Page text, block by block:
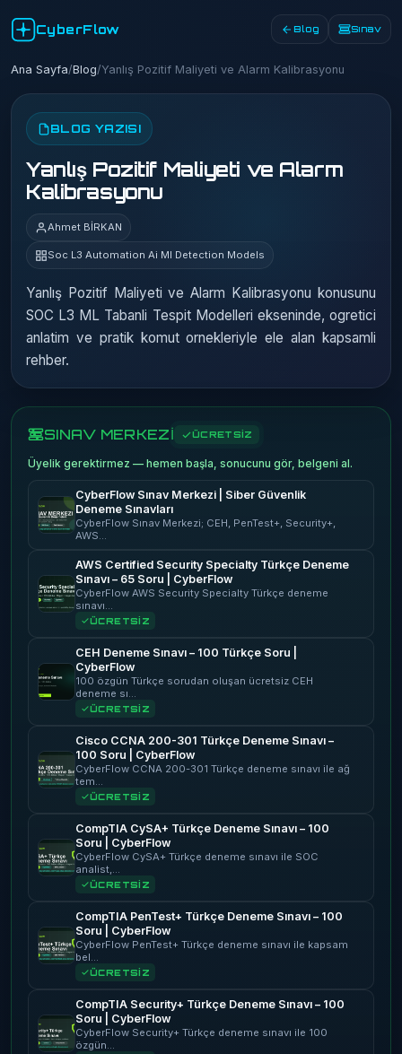
CyberFlow Blog Sınav
Ana Sayfa/Blog/Yanlış Pozitif Maliyeti ve Alarm Kalibrasyonu
BLOG YAZISI
Yanlış Pozitif Maliyeti ve Alarm
Kalibrasyonu
Ahmet BİRKAN
Soc L3 Automation Ai Ml Detection Models
Yanlış Pozitif Maliyeti ve Alarm Kalibrasyonu konusunu
SOC L3 ML Tabanli Tespit Modelleri ekseninde, ogretici
anlatim ve pratik komut ornekleriyle ele alan kapsamli
rehber.
SINAV MERKEZİ ÜCRETSİZ
Üyelik gerektirmez — hemen başla, sonucunu gör, belgeni al.
CyberFlow Sınav Merkezi | Siber Güvenlik
Deneme Sınavları
CyberFlow Sınav Merkezi; CEH, PenTest+, Security+,
AWS…
AWS Certified Security Specialty Türkçe Deneme
Sınavı – 65 Soru | CyberFlow
CyberFlow AWS Security Specialty Türkçe deneme
sınavı…
ÜCRETSİZ
CEH Deneme Sınavı – 100 Türkçe Soru |
CyberFlow
100 özgün Türkçe sorudan oluşan ücretsiz CEH
deneme sı…
ÜCRETSİZ
Cisco CCNA 200-301 Türkçe Deneme Sınavı –
100 Soru | CyberFlow
CyberFlow CCNA 200-301 Türkçe deneme sınavı ile ağ
tem…
ÜCRETSİZ
CompTIA CySA+ Türkçe Deneme Sınavı – 100
Soru | CyberFlow
CyberFlow CySA+ Türkçe deneme sınavı ile SOC
analist,…
ÜCRETSİZ
CompTIA PenTest+ Türkçe Deneme Sınavı – 100
Soru | CyberFlow
CyberFlow PenTest+ Türkçe deneme sınavı ile kapsam
bel…
ÜCRETSİZ
CompTIA Security+ Türkçe Deneme Sınavı – 100
Soru | CyberFlow
CyberFlow Security+ Türkçe deneme sınavı ile 100
özgün…